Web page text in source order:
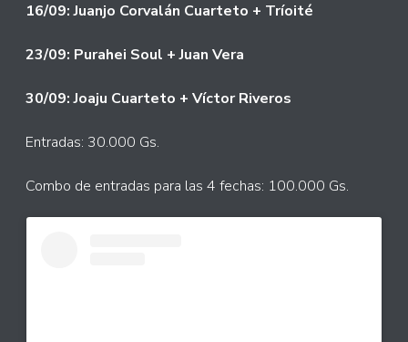
16/09: Juanjo Corvalán Cuarteto + Tríoité
23/09: Purahei Soul + Juan Vera
30/09: Joaju Cuarteto + Víctor Riveros
Entradas: 30.000 Gs.
Combo de entradas para las 4 fechas: 100.000 Gs.